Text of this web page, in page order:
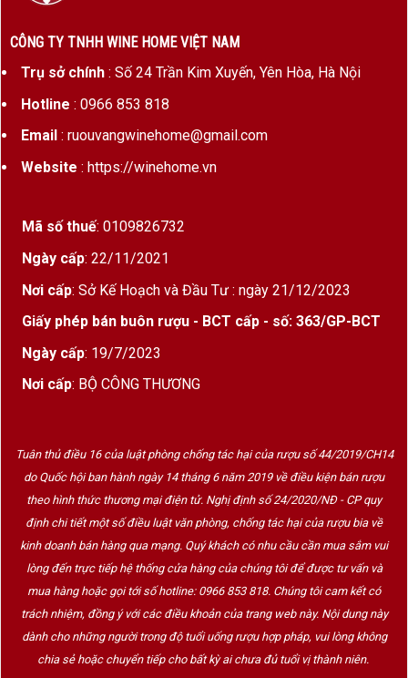
CÔNG TY TNHH WINE HOME VIỆT NAM
Trụ sở chính: Số 24 Trần Kim Xuyến, Yên Hòa, Hà Nội
Hotline : 0966 853 818
Email : ruouvangwinehome@gmail.com
Website : https://winehome.vn
Mã số thuế: 0109826732
Ngày cấp: 22/11/2021
Nơi cấp: Sở Kế Hoạch và Đầu Tư : ngày 21/12/2023
Giấy phép bán buôn rượu - BCT cấp - số: 363/GP-BCT
Ngày cấp: 19/7/2023
Nơi cấp: BỘ CÔNG THƯƠNG
Tuân thủ điều 16 của luật phòng chống tác hại của rượu số 44/2019/CH14
do Quốc hội ban hành ngày 14 tháng 6 năm 2019 về điều kiện bán rượu
theo hình thức thương mại điện tử. Nghị định số 24/2020/NĐ - CP quy
định chi tiết một số điều luật văn phòng, chống tác hại của rượu bia về
kinh doanh bán hàng qua mạng. Quý khách có nhu cầu cần mua sắm vui
lòng đến trực tiếp hệ thống cửa hàng của chúng tôi để được tư vấn và
mua hàng hoặc gọi tới số hotline: 0966 853 818. Chúng tôi cam kết có
trách nhiệm, đồng ý với các điều khoản của trang web này. Nội dung này
dành cho những người trong độ tuổi uống rượu hợp pháp, vui lòng không
chia sẻ hoặc chuyển tiếp cho bất kỳ ai chưa đủ tuổi vị thành niên.